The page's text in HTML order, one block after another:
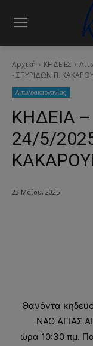
Αρχική ΚΗΔΕΙΕΣ
- ΣΠΥΡΙΔΩΝ Π.
Aιτωλοακαρνανίας
ΚΗΔΕΙΑ
24/5/
23 Μαΐου, 2025
Θανόντα
ΝΑΟ ΑΓΙΑΣ
ώρα 10:30 πμ.